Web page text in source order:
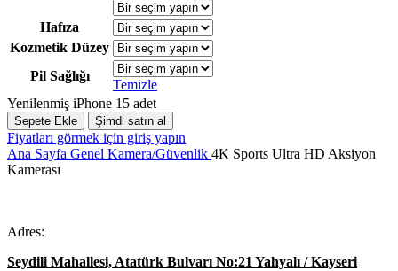
Hafıza
Kozmetik Düzey
Pil Sağlığı
Temizle
Yenilenmiş iPhone 15 adet
Sepete Ekle Şimdi satın al
Fiyatları görmek için giriş yapın
Ana Sayfa Genel Kamera/Güvenlik 4K Sports Ultra HD Aksiyon
Kamerası
Adres:
Seydili Mahallesi, Atatürk Bulvarı No:21 Yahyalı / Kayseri